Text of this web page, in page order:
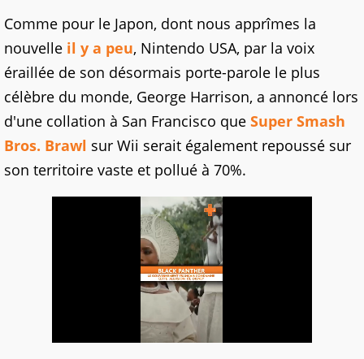
Comme pour le Japon, dont nous apprîmes la
nouvelle il y a peu, Nintendo USA, par la voix
éraillée de son désormais porte-parole le plus
célèbre du monde, George Harrison, a annoncé lors
d'une collation à San Francisco que Super Smash
Bros. Brawl sur Wii serait également repoussé sur
son territoire vaste et pollué à 70%.